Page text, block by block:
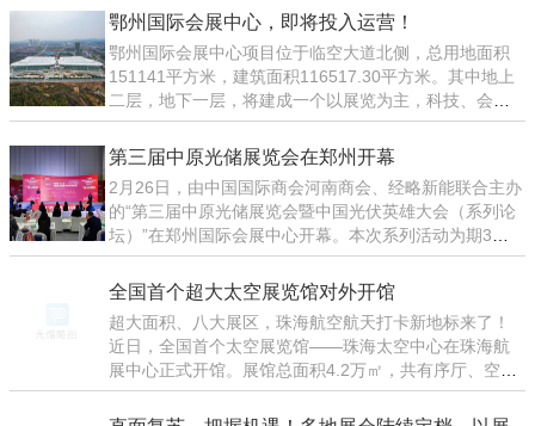
800家预制菜产业链企业参与，近千家知名预制菜采购商
“看展选菜”，共有展区4万平方米。近年来，广东
鄂州国际会展中心，即将投入运营！
鄂州国际会展中心项目位于临空大道北侧，总用地面积
151141平方米，建筑面积116517.30平方米。其中地上
二层，地下一层，将建成一个以展览为主，科技、会议
并行的综合性展览中心。“工程预计4月底完工交付，目
前正在做收尾工作和机电调试。”白色蝴蝶的设计灵感来
自鄂州特色雕花剪纸，不仅塑造出舒展的视觉效果，更
喻意
第三届中原光储展览会在郑州开幕
2月26日，由中国国际商会河南商会、经略新能联合主办
的“第三届中原光储展览会暨中国光伏英雄大会（系列论
坛）”在郑州国际会展中心开幕。本次系列活动为期3
天，150余家光伏产业链厂商参展。2022年全年，河南
分布式光伏新增装机容量7.77GW（吉瓦），位居第一
位，领跑全国。中国国际商会河南商会执行副会长罗兰
在现场致
全国首个超大太空展览馆对外开馆
超大面积、八大展区，珠海航空航天打卡新地标来了！
近日，全国首个太空展览馆——珠海太空中心在珠海航
展中心正式开馆。展馆总面积4.2万㎡，共有序厅、空间
站核心区、航天展区、航空展区、国防展区、无人装备
展区、元宇宙展区、专题展区八大展区。其中，空间站